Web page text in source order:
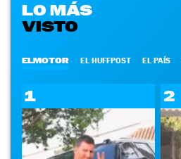
LO MÁS
VISTO
ELMOTOR EL HUFFPOST EL PAÍS
1 2